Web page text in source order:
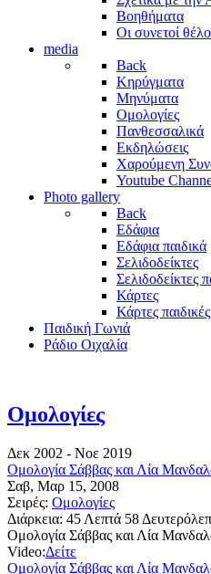
Βοηθήματα
Οι συνετοί
media
Back
Κηρύγματα
Μηνύματα
Ομολογίες
Πανθεσσαλικά
Εκδηλώσεις
Χαρούμενη
Youtube
Photo gallery
Back
Εδάφια
Εδάφια παιδικά
Σελιδοδείκτες
Σελιδοδείκτες
Κάρτες
Κάρτες παιδικές
Παιδική Γωνιά
Ράδιο Οιχαλία
Ομολογίες
Δεκ 2002 - Νοε 2019
Ομολογία Σάββας και Λία
Σαβ, Μαρ 15, 2008
Σειρές: Ομολογίες
Διάρκεια: 45 Λεπτά 58
Ομολογία Σάββας και Λία
Video:Δείτε
Ομολογία Σάββας και Λία